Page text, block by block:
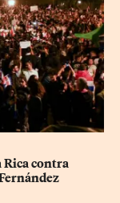
Rica contra